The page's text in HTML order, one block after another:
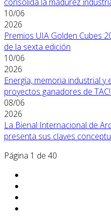
10/06
2026
Premios UIA Golden Cubes
de la sexta edición
10/06
2026
Energía, memoria industrial
proyectos ganadores de
08/06
2026
La Bienal Internacional de
presenta sus claves
Página 1 de 40